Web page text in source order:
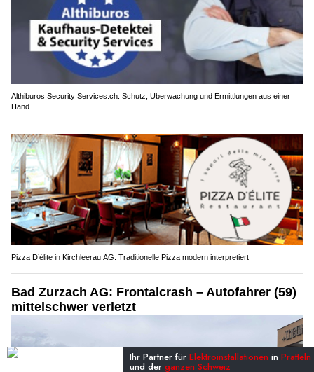
Althiburos Security Services.ch: Schutz, Überwachung und Ermittlungen aus einer
Hand
Pizza D’élite in Kirchleerau AG: Traditionelle Pizza modern interpretiert
Bad Zurzach AG: Frontalcrash – Autofahrer (59)
mittelschwer verletzt